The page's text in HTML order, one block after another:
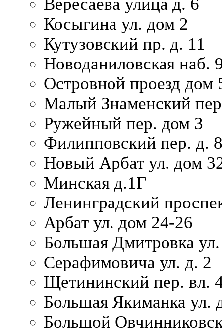
Вересаева улица д. 6
Косыгина ул. дом 2
Кутузовский пр. д. 11
Новоданиловская наб.
Островной проезд дом
Малый Знаменский
Ружейный пер. дом 3
Филипповский пер. д. 8
Новый Арбат ул. дом
Минская д.1Г
Ленинградский
Арбат ул. дом 24-26
Большая Дмитровка
Серафимовича ул. д. 2
Щетининский пер. вл.
Большая Якиманка ул.
Большой